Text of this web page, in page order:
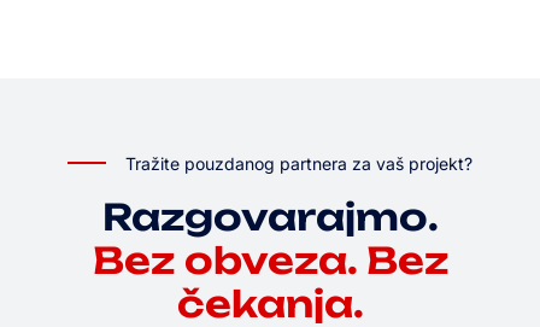
Tražite pouzdanog partnera za vaš projekt?
Razgovarajmo.
Bez obveza. Bez
čekanja.